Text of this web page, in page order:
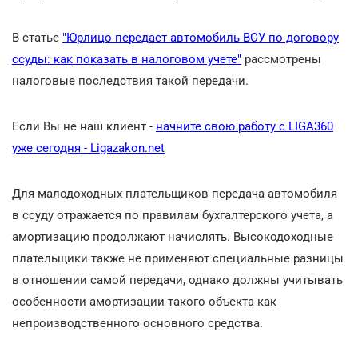
В статье "Юрлицо передает автомобиль ВСУ по договору
ссуды: как показать в налоговом учете" рассмотрены
налоговые последствия такой передачи.
Если Вы не наш клиент - начните свою работу с LIGA360
уже сегодня - Ligazakon.net
Для малодоходных плательщиков передача автомобиля
в ссуду отражается по правилам бухгалтерского учета, а
амортизацию продолжают начислять. Высокодоходные
плательщики также не применяют специальные разницы
в отношении самой передачи, однако должны учитывать
особенности амортизации такого объекта как
непроизводственного основного средства.